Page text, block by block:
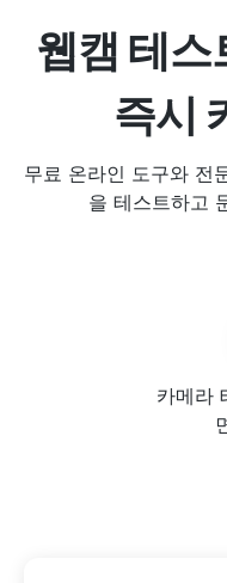
웹캠 테스
즉시
무료 온라인 도구와 전
을 테스트하고
카메라